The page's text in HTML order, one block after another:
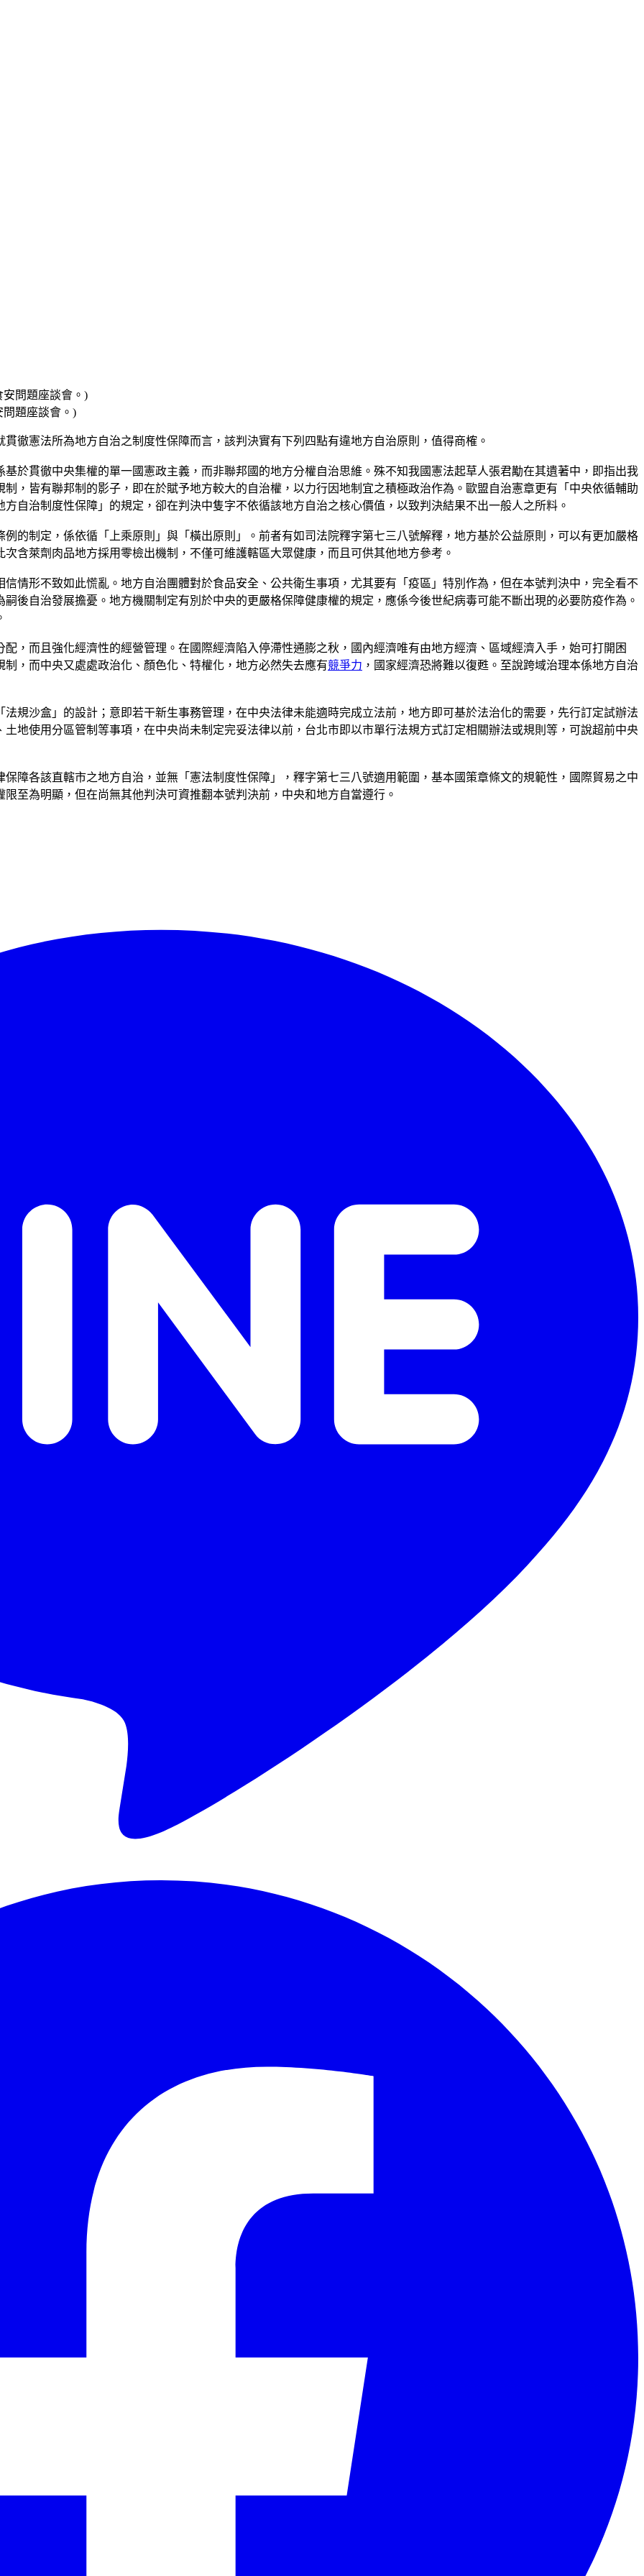
題座談會。)
徹憲法所為地方自治之制度性保障而言，該判決實有下列四點有違地方自治原則，值得商榷。
於貫徹中央集權的單一國憲政主義，而非聯邦國的地方分權自治思維。殊不知我國憲法起草人張君勱在其遺著中，即指出我
，皆有聯邦制的影子，即在於賦予地方較大的自治權，以力行因地制宜之積極政治作為。歐盟自治憲章更有「中央依循輔助
自治制度性保障」的規定，卻在判決中隻字不依循該地方自治之核心價值，以致判決結果不出一般人之所料。
的制定，係依循「上乘原則」與「橫出原則」。前者有如司法院釋字第七三八號解釋，地方基於公益原則，可以有更加嚴格
含萊劑肉品地方採用零檢出機制，不僅可維護轄區大眾健康，而且可供其他地方參考。
情形不致如此慌亂。地方自治團體對於食品安全、公共衛生事項，尤其要有「疫區」特別作為，但在本號判決中，完全看不
後自治發展擔憂。地方機關制定有別於中央的更嚴格保障健康權的規定，應係今後世紀病毒可能不斷出現的必要防疫作為。
，而且強化經濟性的經營管理。在國際經濟陷入停滯性通膨之秋，國內經濟唯有由地方經濟、區域經濟入手，始可打開困
，而中央又處處政治化、顏色化、特權化，地方必然失去應有競爭力 ，國家經濟恐將難以復甦。至說跨域治理本係地方自治
規沙盒」的設計；意即若干新生事務管理，在中央法律未能適時完成立法前，地方即可基於法治化的需要，先行訂定試辦法
地使用分區管制等事項，在中央尚未制定完妥法律以前，台北市即以市單行法規方式訂定相關辦法或規則等，可說超前中央
障各該直轄市之地方自治，並無「憲法制度性保障」，釋字第七三八號適用範圍，基本國策章條文的規範性，國際貿易之中
至為明顯，但在尚無其他判決可資推翻本號判決前，中央和地方自當遵行。